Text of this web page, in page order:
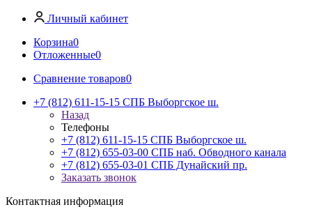
Личный кабинет
Корзина0
Отложенные0
Сравнение товаров0
+7 (812) 611-15-15 СПБ Выборгское ш.
Назад
Телефоны
+7 (812) 611-15-15 СПБ Выборгское ш.
+7 (812) 655-03-00 СПБ наб. Обводного канала
+7 (812) 655-03-01 СПБ Дунайский пр.
Заказать звонок
Контактная информация